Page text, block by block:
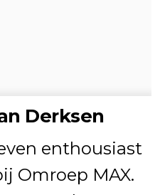
Derksen
enthousiast
Omroep MAX.